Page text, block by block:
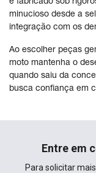
minucioso desde a
integração com os
Ao escolher peças
moto mantenha o
quando saiu da
busca confiança em
Entre em
Para solicitar